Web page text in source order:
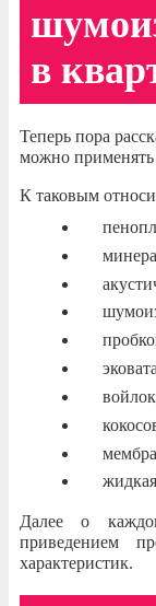
в
Теперь пора
можно применять
К таковым
Далее о
приведением
характеристик.